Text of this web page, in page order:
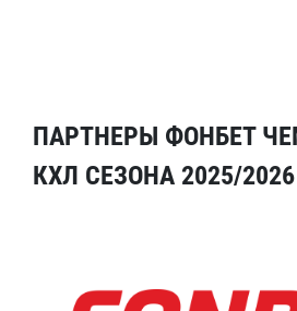
ПАРТНЕРЫ ФОНБЕТ
КХЛ СЕЗОНА 2025/2026